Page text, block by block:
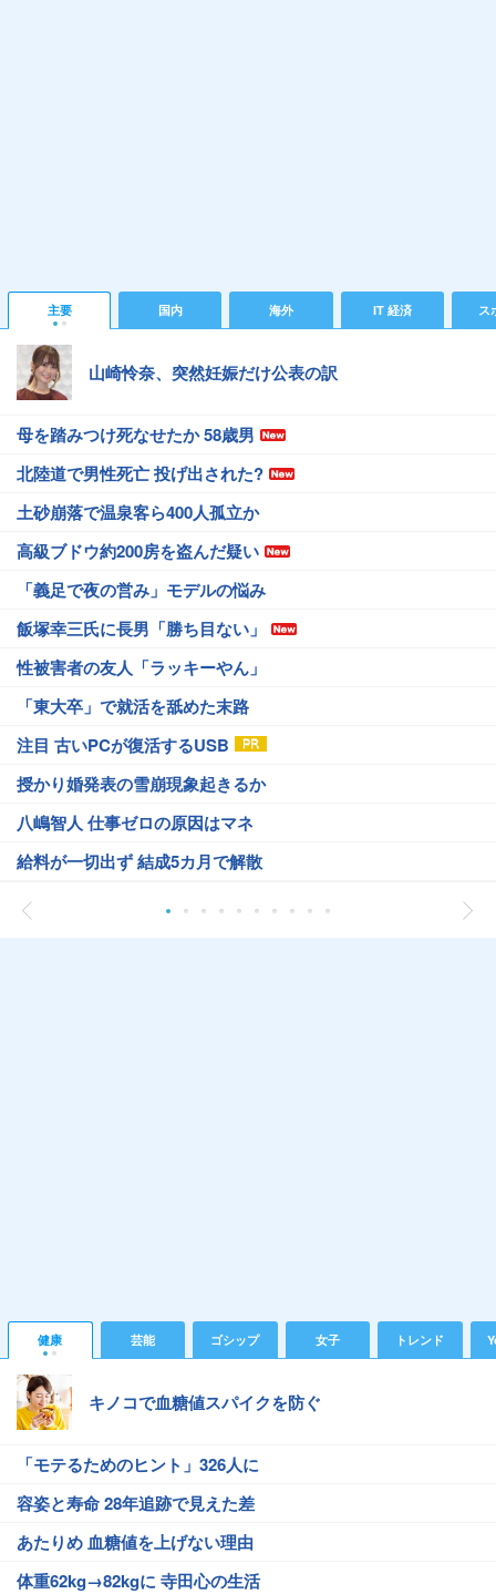
主要 国内 海外 IT 経済 ス
山崎怜奈、突然妊娠だけ公表の訳
母を踏みつけ死なせたか 58歳男
北陸道で男性死亡 投げ出された?
土砂崩落で温泉客ら400人孤立か
高級ブドウ約200房を盗んだ疑い
「義足で夜の営み」モデルの悩み
飯塚幸三氏に長男「勝ち目ない」
性被害者の友人「ラッキーやん」
「東大卒」で就活を舐めた末路
注目 古いPCが復活するUSB
授かり婚発表の雪崩現象起きるか
八嶋智人 仕事ゼロの原因はマネ
給料が一切出ず 結成5カ月で解散
健康 芸能 ゴシップ 女子 トレンド
キノコで血糖値スパイクを防ぐ
「モテるためのヒント」326人に
容姿と寿命 28年追跡で見えた差
あたりめ 血糖値を上げない理由
体重62kg→82kgに 寺田心の生活